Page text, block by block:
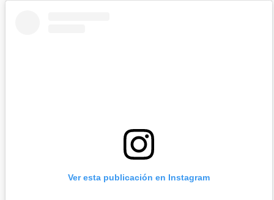
Ver esta publicación en Instagram